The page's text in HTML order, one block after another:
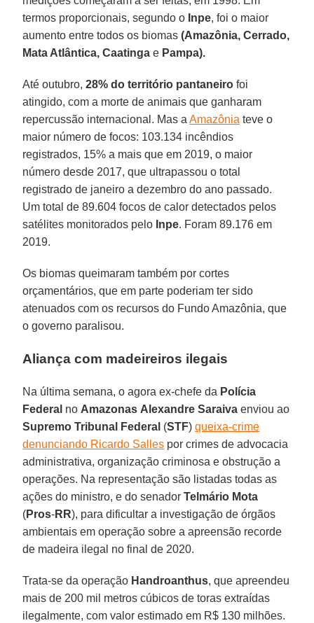
termos proporcionais, segundo o Inpe, foi o maior
aumento entre todos os biomas(Amazônia, Cerrado,
Mata Atlântica, Caatinga e Pampa).
Até outubro,28% do território pantaneiro foi
atingido, com a morte de animais que ganharam
repercussão internacional. Mas aAmazônia teve o
maior número de focos: 103.134 incêndios
registrados, 15% a mais que em 2019, o maior
número desde 2017, que ultrapassou o total
registrado de janeiro a dezembro do ano passado.
Um total de 89.604 focos de calor detectados pelos
satélites monitorados pelo Inpe. Foram 89.176 em
2019.
Os biomas queimaram também por cortes
orçamentários, que em parte poderiam ter sido
atenuados com os recursos do Fundo Amazônia, que
o governo paralisou.
Aliança com madeireiros ilegais
Na última semana, o agora ex-chefe da Polícia
Federal noAmazonas Alexandre Saraiva enviou ao
Supremo Tribunal Federal (STF)queixa-crime
denunciando Ricardo Salles por crimes de advocacia
administrativa, organização criminosa e obstrução a
operações. Na representação são listadas todas as
ações do ministro, e do senadorTelmário Mota
(Pros-RR), para dificultar a investigação de órgãos
ambientais em operação sobre a apreensão recorde
de madeira ilegal no final de 2020.
Trata-se da operação Handroanthus, que apreendeu
mais de 200 mil metros cúbicos de toras extraídas
ilegalmente, com valor estimado em R$ 130 milhões.